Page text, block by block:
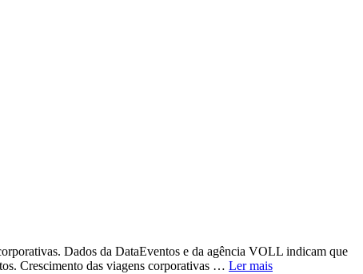
Dados da DataEventos e da agência VOLL indicam que
Crescimento das viagens corporativas … Ler mais